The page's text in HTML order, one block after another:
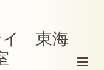
イ 東海